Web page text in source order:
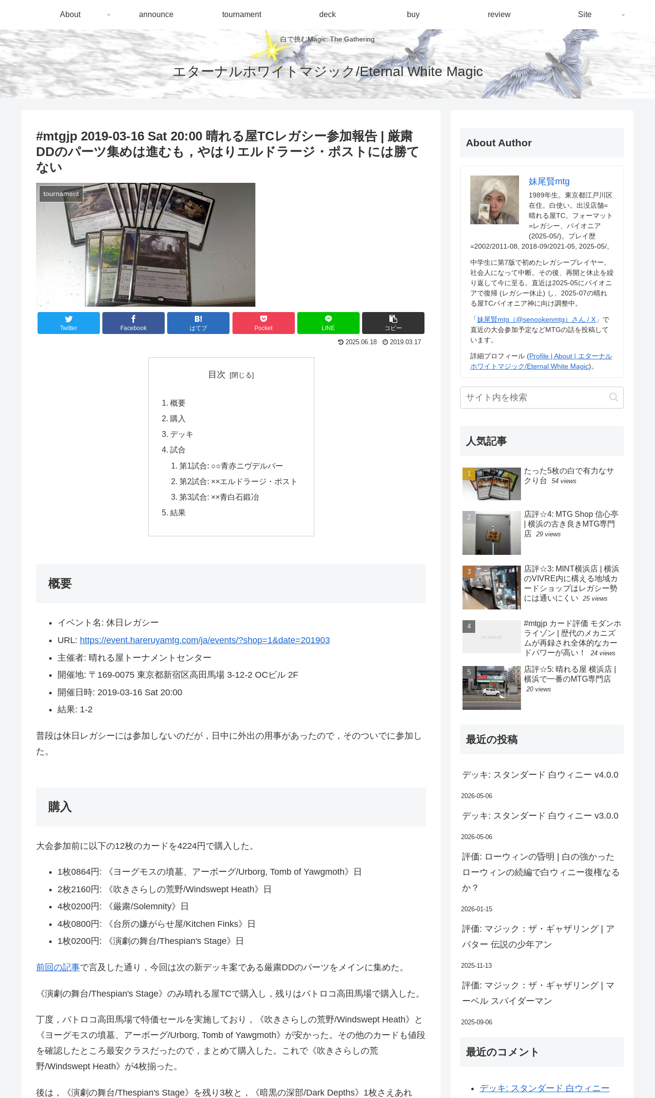
白で挑むMagic: The Gathering
エターナルホワイトマジック/Eternal White Magic
About announce tournament deck buy review Site
#mtgjp 2019-03-16 Sat 20:00 晴れる屋TCレガシー参加報告 | 厳粛
DDのパーツ集めは進むも，やはりエルドラージ・ポストには勝て
ない
tournament
Twitter Facebook はてブ Pocket LINE コピー
2025.06.18 2019.03.17
目次
概要
購入
デッキ
試合
第1試合: ○○青赤ニヴデルバー
第2試合: ××エルドラージ・ポスト
第3試合: ××青白石鍛冶
結果
概要
イベント名: 休日レガシー
URL: https://event.hareruyamtg.com/ja/events/?shop=1&date=201903
主催者: 晴れる屋トーナメントセンター
開催地: 〒169-0075 東京都新宿区高田馬場 3-12-2 OCビル 2F
開催日時: 2019-03-16 Sat 20:00
結果: 1-2
普段は休日レガシーには参加しないのだが，日中に外出の用事があったので，そのついでに参加し
た。
購入
大会参加前に以下の12枚のカードを4224円で購入した。
1枚0864円: 《ヨーグモスの墳墓、アーボーグ/Urborg, Tomb of Yawgmoth》日
2枚2160円: 《吹きさらしの荒野/Windswept Heath》日
4枚0200円: 《厳粛/Solemnity》日
4枚0800円: 《台所の嫌がらせ屋/Kitchen Finks》日
1枚0200円: 《演劇の舞台/Thespian's Stage》日
前回の記事で言及した通り，今回は次の新デッキ案である厳粛DDのパーツをメインに集めた。
《演劇の舞台/Thespian's Stage》のみ晴れる屋TCで購入し，残りはバトロコ高田馬場で購入した。
丁度，バトロコ高田馬場で特価セールを実施しており，《吹きさらしの荒野/Windswept Heath》と
《ヨーグモスの墳墓、アーボーグ/Urborg, Tomb of Yawgmoth》が安かった。その他のカードも値段
を確認したところ最安クラスだったので，まとめて購入した。これで《吹きさらしの荒
野/Windswept Heath》が4枚揃った。
後は，《演劇の舞台/Thespian's Stage》を残り3枚と，《暗黒の深部/Dark Depths》1枚さえあれ
About Author
妹尾賢mtg
1989年生。東京都江戸川区
在住。白使い。出没店舗=
晴れる屋TC。フォーマット
=レガシー、パイオニア
(2025-05/)。プレイ歴
=2002/2011-08, 2018-09/2021-05, 2025-05/。
中学生に第7版で初めたレガシープレイヤー。
社会人になって中断。その後、再開と休止を繰
り返して今に至る。直近は2025-05にパイオニ
アで復帰 (レガシー休止) し、2025-07の晴れ
る屋TCパイオニア神に向け調整中。
「妹尾賢mtg（@senookenmtg）さん / X 」で
直近の大会参加予定などMTGの話を投稿して
います。
詳細プロフィール (Profile | About | エターナル
ホワイトマジック/Eternal White Magic)。
人気記事
たった5枚の白で有力なサ
クり台
54 views
店評☆4: MTG Shop 信心亭
| 横浜の古き良きMTG専門
店 29 views
店評☆3: MINT横浜店 | 横浜
のVIVRE内に構える地域カ
ードショップはレガシー勢
には通いにくい
25 views
#mtgjp カード評価 モダンホ
ライゾン | 歴代のメカニズ
ムが再録され全体的なカー
ドパワーが高い！
24 views
店評☆5: 晴れる屋 横浜店 |
横浜で一番のMTG専門店
20 views
最近の投稿
デッキ: スタンダード 白ウィニー v4.0.0
2026-05-06
デッキ: スタンダード 白ウィニー v3.0.0
2026-05-06
評価: ローウィンの昏明 | 白の強かった
ローウィンの続編で白ウィニー復権なる
か？
2026-01-15
評価: マジック：ザ・ギャザリング | ア
バター 伝説の少年アン
2025-11-13
評価: マジック：ザ・ギャザリング | マ
ーベル スパイダーマン
2025-09-06
最近のコメント
デッキ: スタンダード 白ウィニー